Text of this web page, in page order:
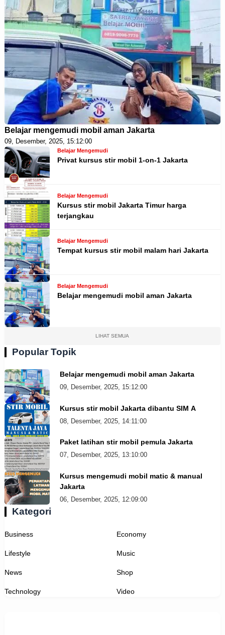
Belajar mengemudi mobil aman Jakarta
09, Desember, 2025, 15:12:00
Belajar Mengemudi
Privat kursus stir mobil 1-on-1 Jakarta
Belajar Mengemudi
Kursus stir mobil Jakarta Timur harga
terjangkau
Belajar Mengemudi
Tempat kursus stir mobil malam hari Jakarta
Belajar Mengemudi
Belajar mengemudi mobil aman Jakarta
LIHAT SEMUA
Popular Topik
Belajar mengemudi mobil aman Jakarta
09, Desember, 2025, 15:12:00
Kursus stir mobil Jakarta dibantu SIM A
08, Desember, 2025, 14:11:00
Paket latihan stir mobil pemula Jakarta
07, Desember, 2025, 13:10:00
Kursus mengemudi mobil matic & manual
Jakarta
06, Desember, 2025, 12:09:00
Kategori
Business Economy
Lifestyle Music
News Shop
Technology Video